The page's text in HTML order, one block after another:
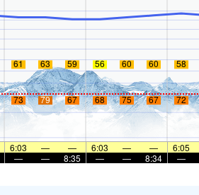
61 63 59 56 60 60 58
73 79 67 68 75 67 72
6:03 — — 6:03 — — 6:05
— — 8:35 — — 8:34 —